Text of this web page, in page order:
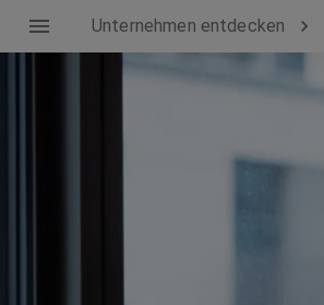
Unternehmen entdecken